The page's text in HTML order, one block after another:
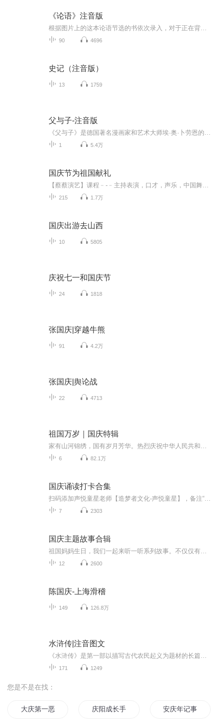
《论语》注音版
90 4696
史记（注音版）
13 1759
父与子-注音版
1 5.4万
国庆节为祖国献礼
215 1.7万
国庆出游去山西
10 5805
庆祝七一和国庆节
24 1818
张国庆|穿越牛熊
91 4.2万
张国庆|舆论战
22 4713
祖国万岁｜国庆特辑
6 82.1万
国庆诵读打卡合集
7 2303
国庆主题故事合辑
12 2600
陈国庆-上海滑稽
149 126.8万
水浒传|注音图文
171 1249
您是不是在找：
大庆第一恶 庆阳成长手札 安庆年记事